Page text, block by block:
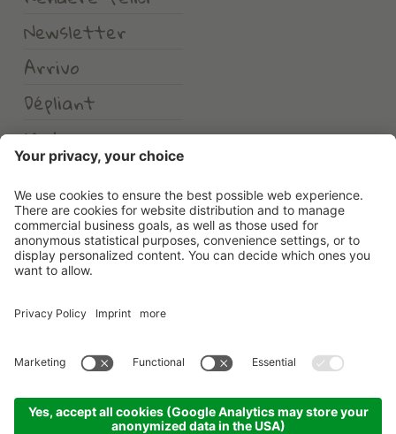
Newsletter
Arrivo
Dépliant
Meteo
Erlebnishotel Waltershof
©2026 Erlebnishotel Waltershof . Part. IVA 00582900213 .